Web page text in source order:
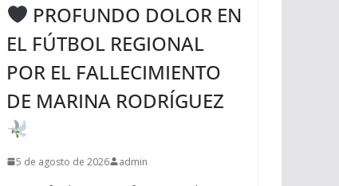
PROFUNDO DOLOR EN
EL FÚTBOL REGIONAL
POR EL FALLECIMIENTO
DE MARINA RODRÍGUEZ
5 de agosto de 2026 admin